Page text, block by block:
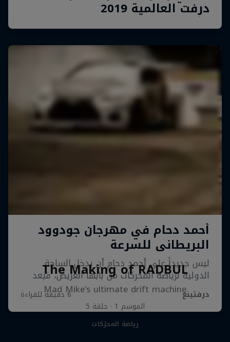
The Making of RADBUL
Mad Mike's ultimate drift machine
الموسم ‎1‎ · حلقة ‎5‎
رياضة المحرّكات